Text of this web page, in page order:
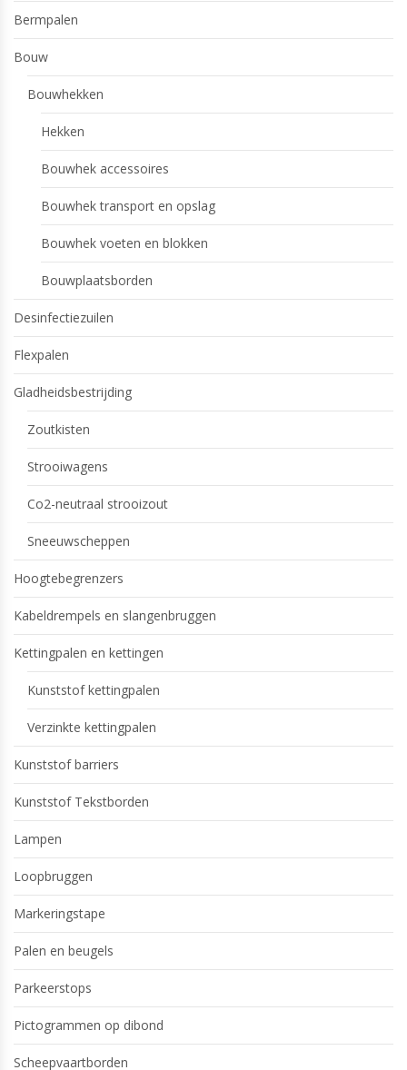
Bermpalen
Bouw
Bouwhekken
Hekken
Bouwhek accessoires
Bouwhek transport en opslag
Bouwhek voeten en blokken
Bouwplaatsborden
Desinfectiezuilen
Flexpalen
Gladheidsbestrijding
Zoutkisten
Strooiwagens
Co2-neutraal strooizout
Sneeuwscheppen
Hoogtebegrenzers
Kabeldrempels en slangenbruggen
Kettingpalen en kettingen
Kunststof kettingpalen
Verzinkte kettingpalen
Kunststof barriers
Kunststof Tekstborden
Lampen
Loopbruggen
Markeringstape
Palen en beugels
Parkeerstops
Pictogrammen op dibond
Scheepvaartborden